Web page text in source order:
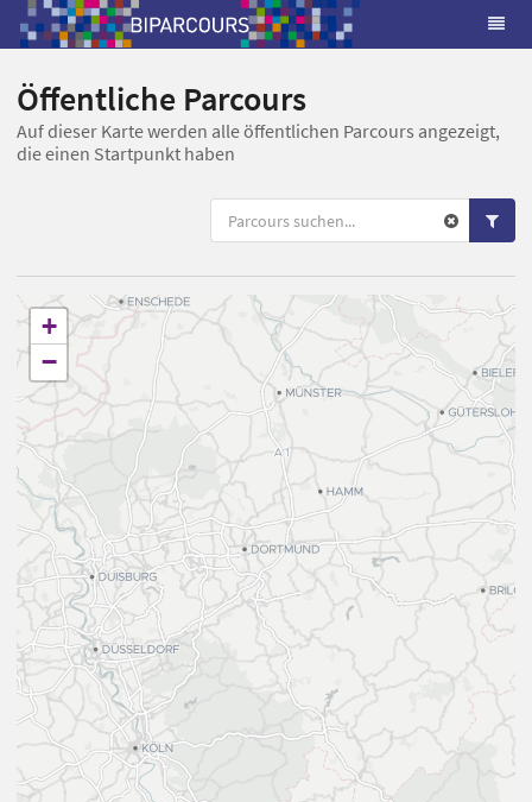
Öffentliche Parcours
Auf dieser Karte werden alle öffentlichen Parcours angezeigt,
die einen Startpunkt haben
+
−